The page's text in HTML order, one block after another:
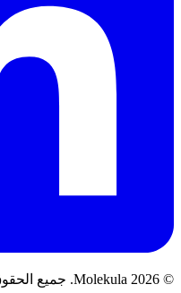
© 2026 Molekula. جميع الحقوق محفوظة.